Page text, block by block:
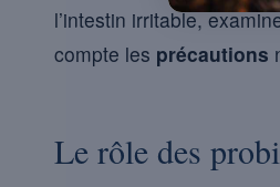
l’intestin irritable,
compte les précautions
Le rôle des